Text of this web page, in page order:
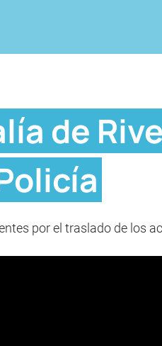
de
por el traslado de los